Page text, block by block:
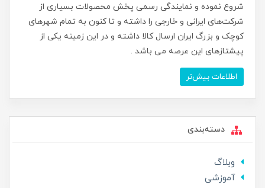
شروع نموده و نمایندگی رسمی پخش محصولات بسیاری از
شرکت‌های ایرانی و خارجی را داشته و تا کنون به تمام شهرهای
کوچک و بزرگ ایران ارسال کالا داشته و در این زمینه یکی از
پیشتازهای این عرصه می باشد .
اطلاعات بیش‌تر
دسته‌بندی
وبلاگ
آموزشی